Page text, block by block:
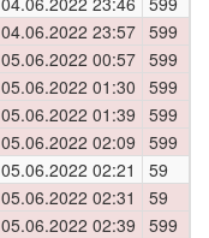
04.06.2022 23:57 599
05.06.2022 00:57 599
05.06.2022 01:30 599
05.06.2022 01:39 599
05.06.2022 02:09 599
05.06.2022 02:21 59
05.06.2022 02:31 59
05.06.2022 02:39 599